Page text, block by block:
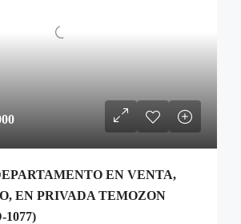
EN VENTA,
EN PRIVADA TEMOZON
1077)